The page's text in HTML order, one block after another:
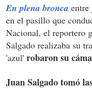
En plena bronca entre
en el pasillo que
Nacional, el reportero
Salgado realizaba su
'azul' robaron su
Juan Salgado tomó